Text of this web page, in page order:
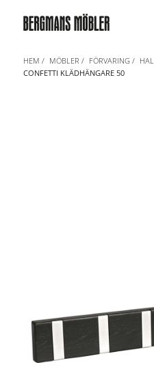
HEM MÖBLER FÖRVARING
CONFETTI KLÄDHÄNGARE 50